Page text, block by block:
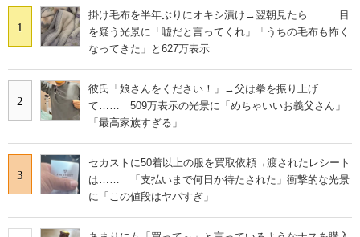
1
掛け毛布を半年ぶりにオキシ漬け→翌朝見たら…… 目
を疑う光景に「嘘だと言ってくれ」「うちの毛布も怖く
なってきた」と627万表示
2
彼氏「娘さんをください！」→父は拳を振り上げ
て…… 509万表示の光景に「めちゃいいお義父さん」
「最高家族すぎる」
3
セカストに50着以上の服を買取依頼→渡されたレシート
は…… 「支払いまで何日か待たされた」衝撃的な光景
に「この値段はヤバすぎ」